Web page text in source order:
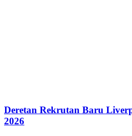
Deretan Rekrutan Baru
2026